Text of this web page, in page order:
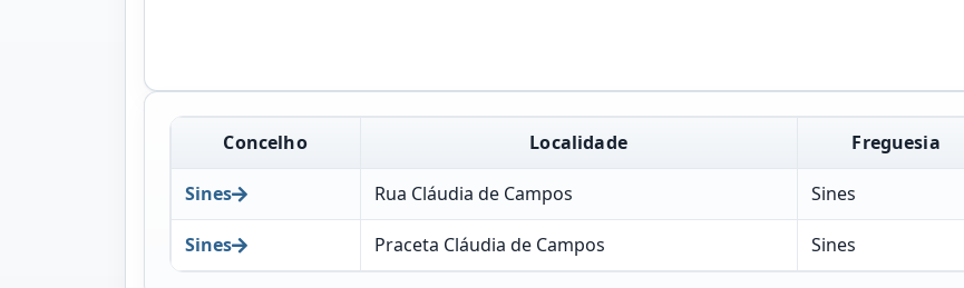
Concelho Localidade Freguesia
Sines Rua Cláudia de Campos Sines
Sines Praceta Cláudia de Campos Sines